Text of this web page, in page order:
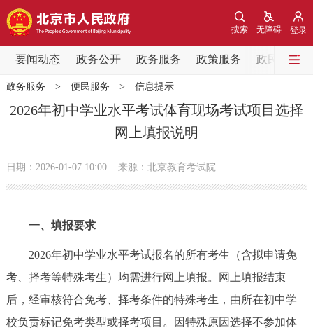
登录
无障碍
搜索
要闻动态 政务公开 政务服务 政策服务 政民互动
要闻动态
党中央精神 国务院信息
会议信息
市领导 机构职能 政策服务
政务服务 > 便民服务 > 信息提示
2026年初中学业水平考试体育现场考试项目选择
网上填报说明
日期：2026-01-07 10:00 来源：北京教育考试院
一、填报要求
2026年初中学业水平考试报名的所有考生（含拟申请免
考、择考等特殊考生）均需进行网上填报。网上填报结束
后，经审核符合免考、择考条件的特殊考生，由所在初中学
校负责标记免考类型或择考项目。因特殊原因选择不参加体